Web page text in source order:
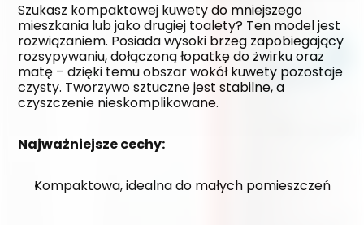
Szukasz kompaktowej kuwety do mniejszego
mieszkania lub jako drugiej toalety? Ten model jest
rozwiązaniem. Posiada wysoki brzeg zapobiegający
rozsypywaniu, dołączoną łopatkę do żwirku oraz
matę – dzięki temu obszar wokół kuwety pozostaje
czysty. Tworzywo sztuczne jest stabilne, a
czyszczenie nieskomplikowane.
Najważniejsze cechy:
Kompaktowa, idealna do małych pomieszczeń